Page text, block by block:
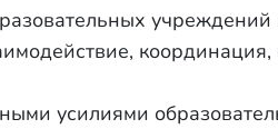
усилиями